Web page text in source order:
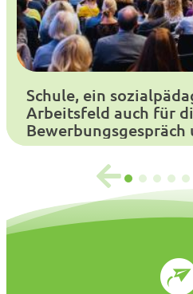
Schule, ein
Arbeitsfeld auch für
Bewerbungsgespräch
Auswahlverfahren